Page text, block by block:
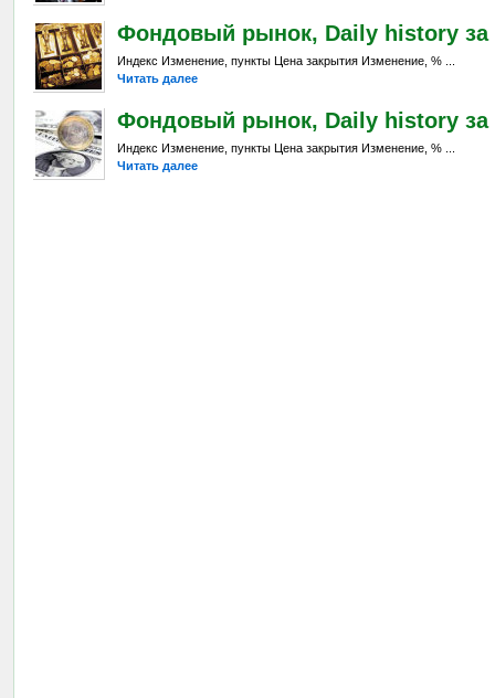
Фондовый рынок, Daily history за
Индекс Изменение, пункты Цена закрытия Изменение, % ...
Читать далее
Фондовый рынок, Daily history за
Индекс Изменение, пункты Цена закрытия Изменение, % ...
Читать далее